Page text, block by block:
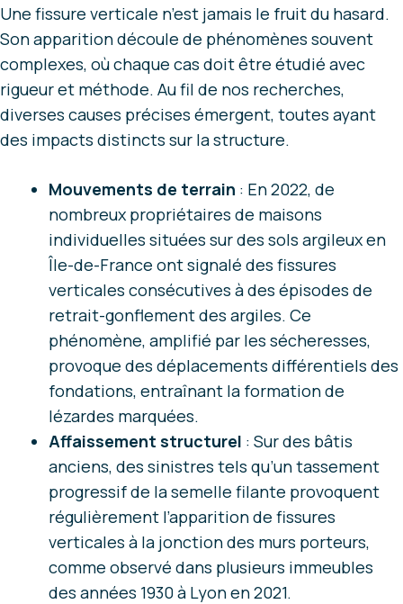
Une fissure verticale n’est jamais le fruit du hasard.
Son apparition découle de phénomènes souvent
complexes, où chaque cas doit être étudié avec
rigueur et méthode. Au fil de nos recherches,
diverses causes précises émergent, toutes ayant
des impacts distincts sur la structure.
Mouvements de terrain : En 2022, de
nombreux propriétaires de maisons
individuelles situées sur des sols argileux en
Île-de-France ont signalé des fissures
verticales consécutives à des épisodes de
retrait-gonflement des argiles. Ce
phénomène, amplifié par les sécheresses,
provoque des déplacements différentiels des
fondations, entraînant la formation de
lézardes marquées.
Affaissement structurel : Sur des bâtis
anciens, des sinistres tels qu’un tassement
progressif de la semelle filante provoquent
régulièrement l’apparition de fissures
verticales à la jonction des murs porteurs,
comme observé dans plusieurs immeubles
des années 1930 à Lyon en 2021.